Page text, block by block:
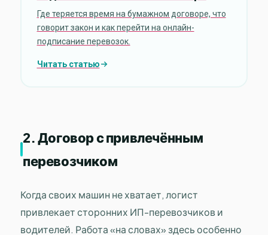
Где теряется время на бумажном договоре, что
говорит закон и как перейти на онлайн-
подписание перевозок.
Читать статью
2. Договор с привлечённым
перевозчиком
Когда своих машин не хватает, логист
привлекает сторонних ИП-перевозчиков и
водителей. Работа «на словах» здесь особенно